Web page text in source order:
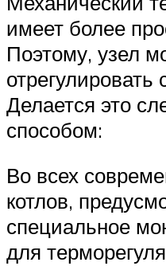
имеет более
Поэтому, узел
отрегулировать
Делается это
способом:
Во всех
котлов,
специальное
для